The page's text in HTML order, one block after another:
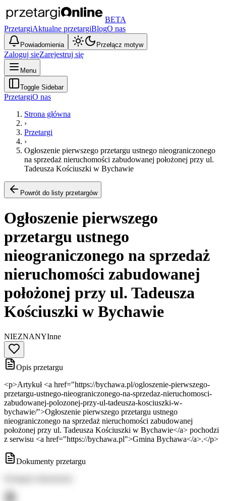
BETA
PrzetargiAktualne przetargiBlogO nas
Powiadomienia Przełącz motyw
Zaloguj sięZarejestruj się
Menu
Toggle Sidebar
PrzetargiO nas
Strona główna
›
Przetargi
›
Ogłoszenie pierwszego przetargu ustnego nieograniczonego
na sprzedaż nieruchomości zabudowanej położonej przy ul.
Tadeusza Kościuszki w Bychawie
Powrót do listy przetargów
Ogłoszenie pierwszego
przetargu ustnego
nieograniczonego na sprzedaż
nieruchomości zabudowanej
położonej przy ul. Tadeusza
Kościuszki w Bychawie
NIEZNANYInne
Opis przetargu
<p>Artykuł <a href="https://bychawa.pl/ogloszenie-pierwszego-
przetargu-ustnego-nieograniczonego-na-sprzedaz-nieruchomosci-
zabudowanej-polozonej-przy-ul-tadeusza-kosciuszki-w-
bychawie/">Ogłoszenie pierwszego przetargu ustnego
nieograniczonego na sprzedaż nieruchomości zabudowanej
położonej przy ul. Tadeusza Kościuszki w Bychawie</a> pochodzi
z serwisu <a href="https://bychawa.pl">Gmina Bychawa</a>.</p>
Dokumenty przetargu